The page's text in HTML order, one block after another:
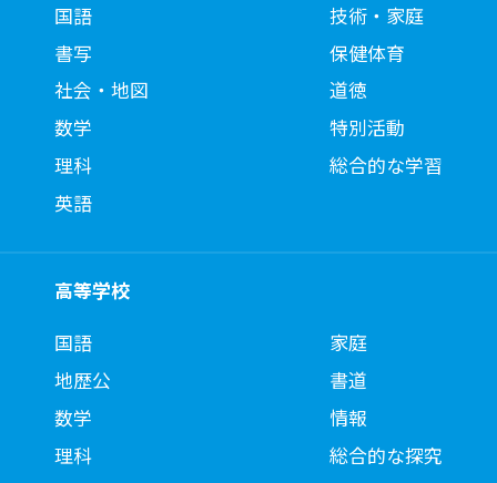
国語
書写
社会・地図
数学
理科
英語
技術・家庭
保健体育
道徳
特別活動
総合的な学習
高等学校
国語
地歴公
数学
理科
家庭
書道
情報
総合的な探究